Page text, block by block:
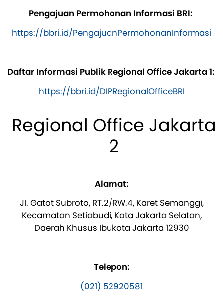
Pengajuan Permohonan Informasi BRI:
https://bbri.id/PengajuanPermohonanInformasi
Daftar Informasi Publik Regional Office Jakarta 1:
https://bbri.id/DIPRegionalOfficeBRI
Regional Office Jakarta
2
Alamat:
Jl. Gatot Subroto, RT.2/RW.4, Karet Semanggi,
Kecamatan Setiabudi, Kota Jakarta Selatan,
Daerah Khusus Ibukota Jakarta 12930
Telepon:
(021) 52920581